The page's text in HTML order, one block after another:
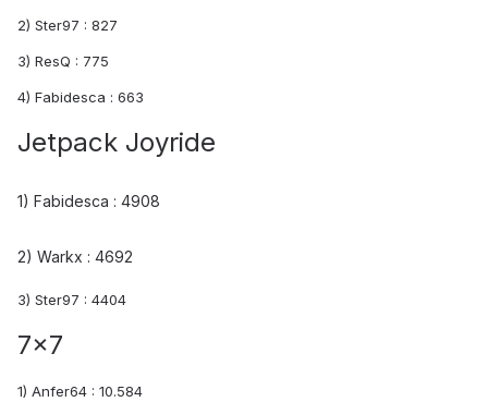
2) Ster97 : 827
3) ResQ : 775
4) Fabidesca : 663
Jetpack Joyride
1) Fabidesca : 4908
2) Warkx : 4692
3) Ster97 : 4404
7x7
1) Anfer64 : 10.584